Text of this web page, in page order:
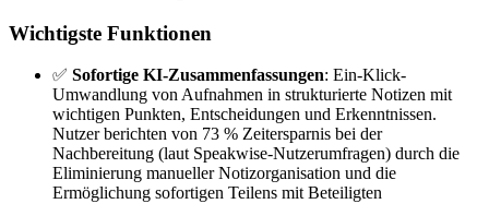
Wichtigste Funktionen
✅ Sofortige KI-Zusammenfassungen: Ein-Klick-
Umwandlung von Aufnahmen in strukturierte Notizen mit
wichtigen Punkten, Entscheidungen und Erkenntnissen.
Nutzer berichten von 73 % Zeitersparnis bei der
Nachbereitung (laut Speakwise-Nutzerumfragen) durch die
Eliminierung manueller Notizorganisation und die
Ermöglichung sofortigen Teilens mit Beteiligten